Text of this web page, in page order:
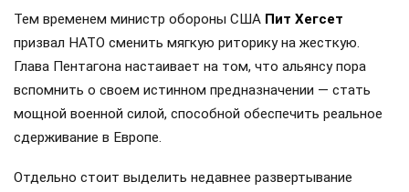
Тем временем министр обороны США Пит Хегсет
призвал НАТО сменить мягкую риторику на жесткую.
Глава Пентагона настаивает на том, что альянсу пора
вспомнить о своем истинном предназначении — стать
мощной военной силой, способной обеспечить реальное
сдерживание в Европе.
Отдельно стоит выделить недавнее развертывание